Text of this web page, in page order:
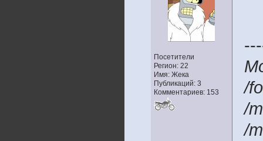
Посетители
Регион: 22
Имя: Жека
Публикаций: 3
Комментариев: 153
/
/
/